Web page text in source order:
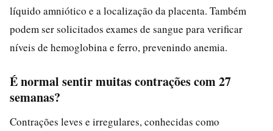
líquido amniótico e a localização da placenta. Também
podem ser solicitados exames de sangue para verificar
níveis de hemoglobina e ferro, prevenindo anemia.
É normal sentir muitas contrações com 27
semanas?
Contrações leves e irregulares, conhecidas como